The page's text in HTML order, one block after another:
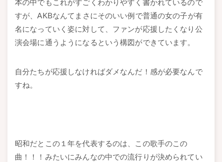
本の中でもこれがすごくわかりやすく書かれているので
すが、AKBなんてまさにそのいい例で普通の女の子が有
名になっていく姿に対して、ファンが応援したくなり公
演会場に通うようになるという構図ができています。
自分たちが応援しなければダメなんだ！感が必要なんで
すね。
昭和だとこの１年を代表するのは、この歌手のこの
曲！！！みたいにみんなの中での流行りが決められてい